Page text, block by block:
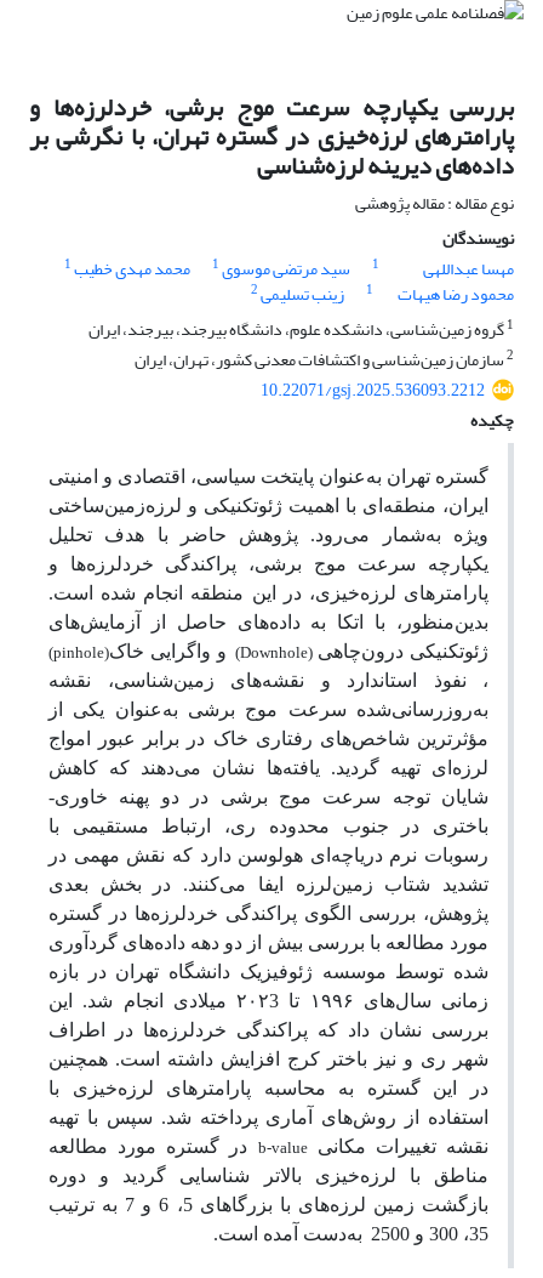
بررسی یکپارچه سرعت موج برشی، خرد‌لرزه‌ها و
پارامتر‌های لرزه‌خیزی در گستره تهران، با نگرشی بر
داده‌های دیرینه لرزه‌شناسی
نوع مقاله : مقاله پژوهشی
نویسندگان
مهسا عبداللهی
1 سید مرتضی موسوی1 محمد مهدی خطیب1
محمود رضا هیهات 1 زینب تسلیمی2
1گروه زمین‌شناسی، دانشکده علوم، دانشگاه بیرجند، بیرجند، ایران
2سازمان زمین‌شناسی و اکتشافات معدنی کشور، تهران، ایران
10.22071/gsj.2025.536093.2212
چکیده
گستره تهران به‌عنوان پایتخت سیاسی، اقتصادی و امنیتی
ایران، منطقه‌ای با اهمیت ژئوتکنیکی و لرزه‌زمین‌ساختی
ویژه به‌شمار می‌رود. پژوهش حاضر با هدف تحلیل
یکپارچه سرعت موج برشی، پراکندگی خردلرزه‌ها و
پارامترهای لرزه‌خیزی، در این منطقه انجام شده ‌است.
بدین‌منظور، با اتکا به داده‌های حاصل از آزمایش‌های
ژئوتکنیکی درون‌چاهی (Downhole) و واگرایی خاک(pinhole)
، نفوذ استاندارد و نقشه‌های زمین‌شناسی، نقشه
به‌روزرسانی‌شده سرعت موج برشی به‌عنوان یکی از
مؤثرترین شاخص‌های رفتاری خاک در برابر عبور امواج
لرزه‌ای تهیه گردید. یافته‌ها نشان می‌دهند که کاهش
شایان توجه سرعت موج برشی در دو پهنه خاوری-
باختری در جنوب محدوده ری، ارتباط مستقیمی با
رسوبات نرم دریاچه‌ای هولوسن دارد که نقش مهمی در
تشدید شتاب زمین‌لرزه ایفا می‌کنند. در بخش بعدی
پژوهش، بررسی الگوی پراکندگی خردلرزه‌ها در گستره
مورد مطالعه با بررسی بیش از دو دهه داده‌های گردآوری
شده توسط موسسه ژئوفیزیک دانشگاه تهران در بازه‌
زمانی سال‌های ۱۹۹۶ تا ۲۰۲3 میلادی انجام شد. این
بررسی نشان داد که پراکندگی خرد‌لرزه‌ها در اطراف
شهر ری و نیز باختر کرج افزایش داشته است. همچنین
در این گستره به محاسبه پارامترهای لرزه‌خیزی با
استفاده از روش‌های آماری پرداخته شد. سپس با تهیه
نقشه تغییرات مکانیb-value در گستره مورد مطالعه
مناطق با لرزه‌خیزی بالاتر شناسایی گردید و دوره
بازگشت زمین لرزه‌های با بزرگاهای 5، 6 و 7 به ترتیب
35، 300 و 2500
به‌دست آمده است.